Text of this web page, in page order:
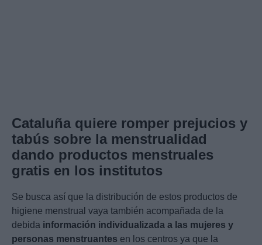
Cataluña quiere romper prejucios y
tabús sobre la menstrualidad
dando productos menstruales
gratis en los institutos
Se busca así que la distribución de estos productos de
higiene menstrual vaya también acompañada de la
debida información individualizada a las mujeres y
personas menstruantes en los centros ya que la